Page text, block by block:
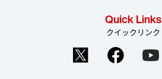
Quick Links
クイックリンク